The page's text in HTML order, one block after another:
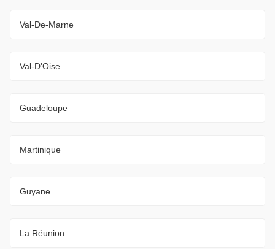
Val-De-Marne
Val-D'Oise
Guadeloupe
Martinique
Guyane
La Réunion